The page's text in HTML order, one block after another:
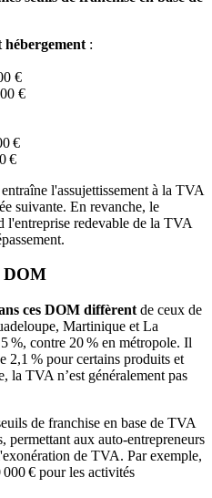
hébergement :
€
€
€
€
l'assujettissement à la TVA
suivante. En revanche, le
l'entreprise redevable de la TVA
DOM
ces DOM diffèrent de ceux de
Martinique et La
%, contre 20 % en métropole. Il
2,1 % pour certains produits et
la TVA n’est généralement pas
de franchise en base de TVA
permettant aux auto-entrepreneurs
de TVA. Par exemple,
€ pour les activités